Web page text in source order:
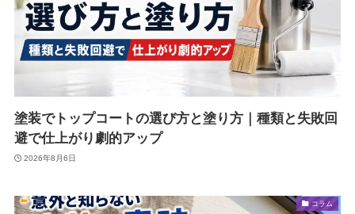
塗装でトップコートの選び方と塗り方｜種類と失敗回
避で仕上がり劇的アップ
2026年8月6日
コラム